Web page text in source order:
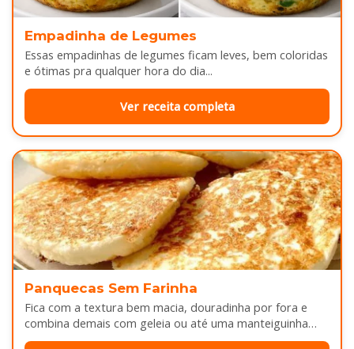
Empadinha de Legumes
Essas empadinhas de legumes ficam leves, bem coloridas
e ótimas pra qualquer hora do dia...
Ver receita completa
Panquecas Sem Farinha
Fica com a textura bem macia, douradinha por fora e
combina demais com geleia ou até uma manteiguinha
derretendo por cima...